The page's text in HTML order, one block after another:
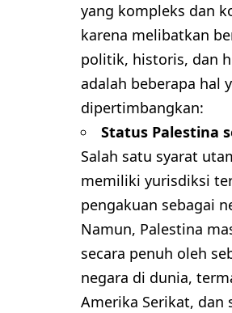
yang kompleks dan
karena melibatkan
politik, historis, dan
adalah beberapa hal
dipertimbangkan:
Status Palestina
Salah satu syarat
memiliki yurisdiksi
pengakuan sebagai
Namun, Palestina
secara penuh oleh
negara di dunia,
Amerika Serikat, dan